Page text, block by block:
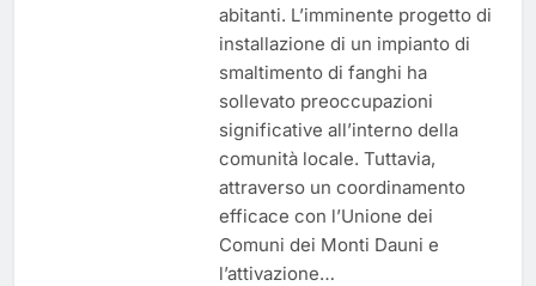
🌤️ Nuova Webcam Live per il
Meteo a Savignano Irpino!
2 Anni Ago
Test IT-alert l’11 ottobre:
messaggio sui cellulari anche a
Savignano
2 Anni Ago
abitanti. L’imminente progetto di
installazione di un impianto di
smaltimento di fanghi ha
sollevato preoccupazioni
significative all’interno della
comunità locale. Tuttavia,
attraverso un coordinamento
efficace con l’Unione dei
Comuni dei Monti Dauni e
l’attivazione…